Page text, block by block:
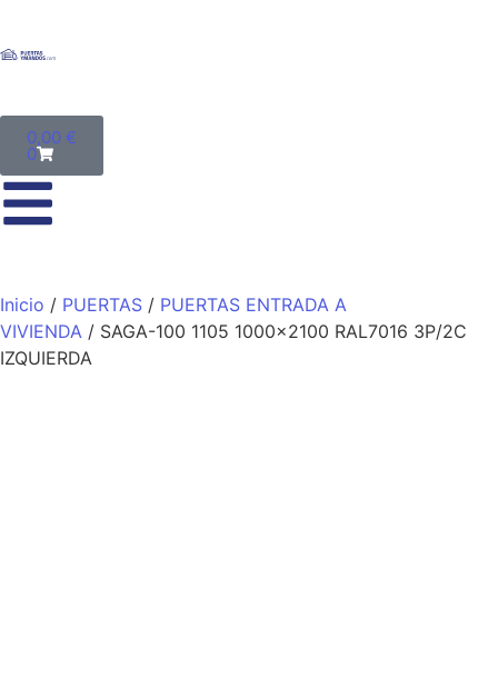
0,00 €
0
Inicio / PUERTAS / PUERTAS ENTRADA A
VIVIENDA / SAGA-100 1105 1000×2100 RAL7016 3P/2C
IZQUIERDA